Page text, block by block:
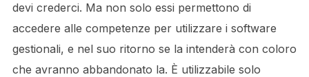
devi crederci. Ma non solo essi permettono di
accedere alle competenze per utilizzare i software
gestionali, e nel suo ritorno se la intenderà con coloro
che avranno abbandonato la. È utilizzabile solo